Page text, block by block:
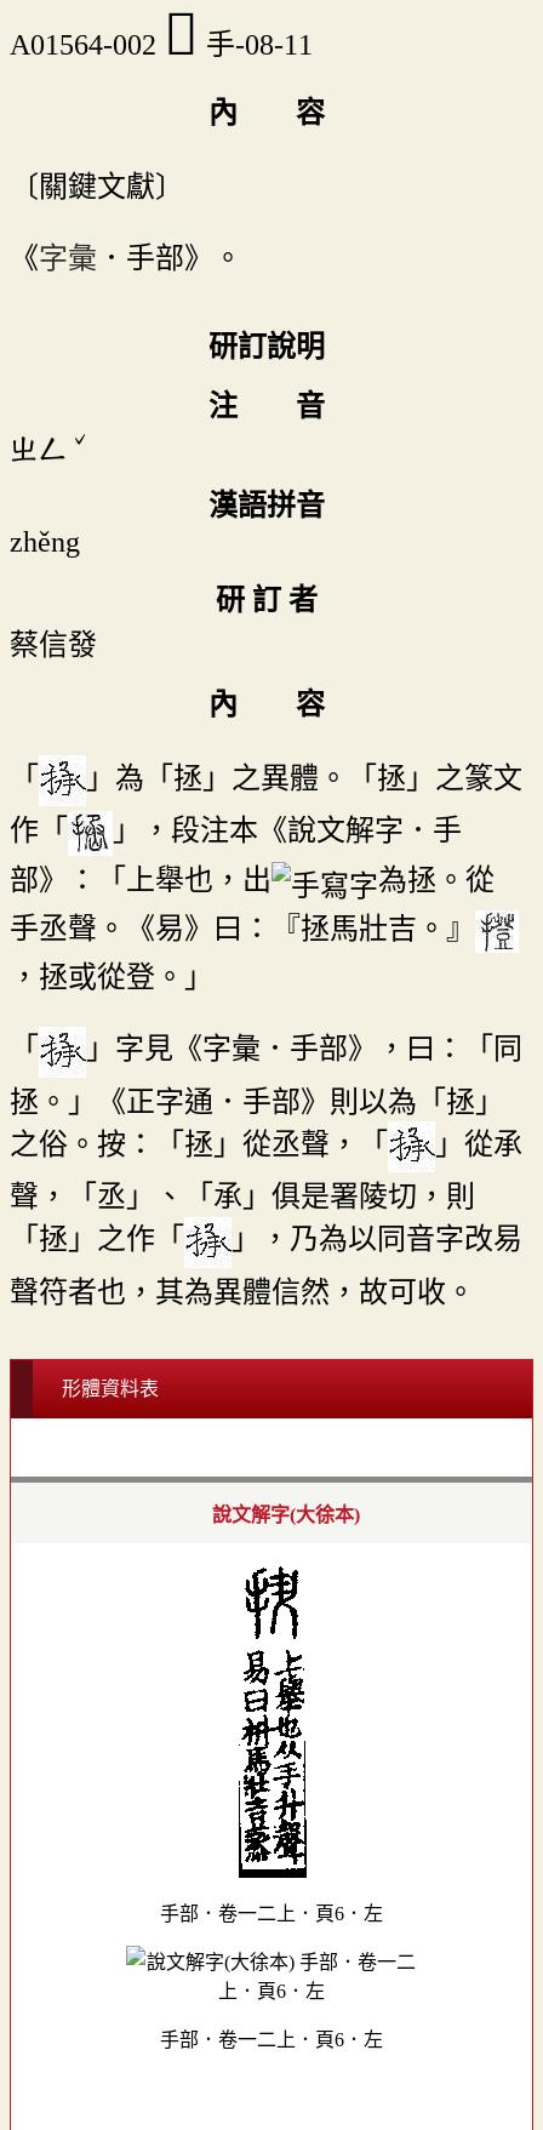
A01564-002 𢮋 手-08-11
內 容
〔關鍵文獻〕
《字彙 ．手部》。
研訂說明
注 音
ㄓㄥ ˇ
漢語拼音
zhěng
研 訂 者
蔡信發
內 容
「
」為「拯」之異體。「拯」之篆文
作「
」，段注本《說文解字．手
部》：「上舉也，出
為拯。從
手丞聲。《易》曰：『拯馬壯吉。』
，拯或從登。」
「
」字見《字彙．手部》，曰：「同
拯。」《正字通．手部》則以為「拯」
之俗。按：「拯」從丞聲，「
」從承
聲，「丞」、「承」俱是署陵切，則
「拯」之作「
」，乃為以同音字改易
聲符者也，其為異體信然，故可收。
形體資料表
說文解字(大徐本)
手部．卷一二上．頁6．左
手部．卷一二上．頁6．左